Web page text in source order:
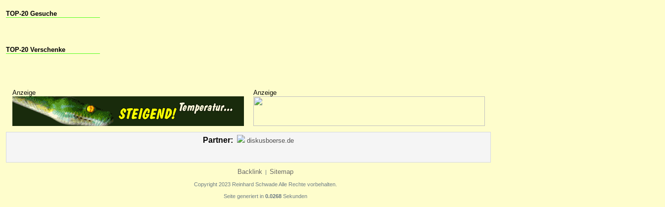
TOP-20 Gesuche
TOP-20 Verschenke
Anzeige Anzeige
Partner: diskusboerse.de
Backlink | Sitemap
Copyright 2023 Reinhard Schwade Alle Rechte vorbehalten.
Seite generiert in 0.0268 Sekunden